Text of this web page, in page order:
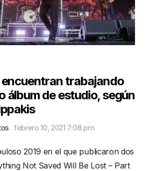
encuentran trabajando
álbum de estudio, según
febrero 10, 2021 7:08 pm
2019 en el que publicaron dos
Not Saved Will Be Lost – Part